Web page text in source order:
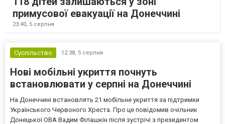
примусової евакуації на Донеччині
23:40, 5 серпня
Суспільство 12:38, 5 серпня
Нові мобільні укриття почнуть
встановлювати у серпні на Донеччині
На Донеччині встановлять 21 мобільне укриття за підтримки
Українського Червоного Хреста. Про це повідомив очільник
Донецької ОВА Вадим Філашкін після зустрічі з президентом